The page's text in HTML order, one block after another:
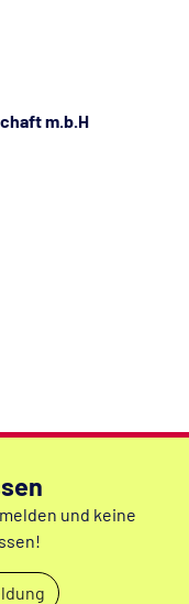
m.b.H
und keine